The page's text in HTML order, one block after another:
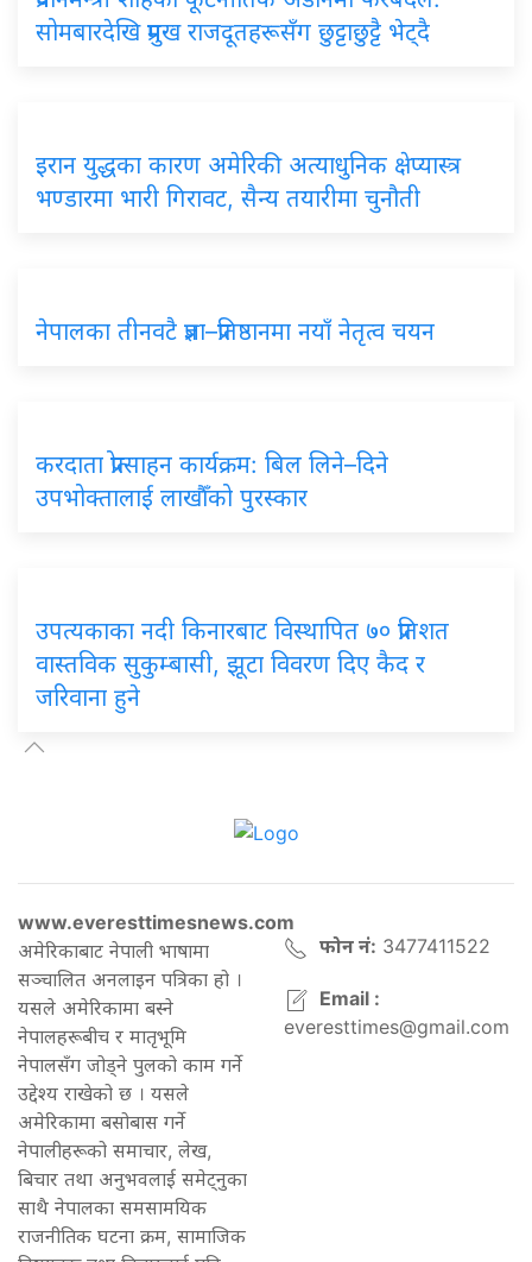
सोमबारदेखि प्रमुख राजदूतहरूसँग छुट्टाछुट्टै भेट्दै
इरान युद्धका कारण अमेरिकी अत्याधुनिक क्षेप्यास्त्र
भण्डारमा भारी गिरावट, सैन्य तयारीमा चुनौती
नेपालका तीनवटै प्रज्ञा–प्रतिष्ठानमा नयाँ नेतृत्व चयन
करदाता प्रोत्साहन कार्यक्रम: बिल लिने–दिने
उपभोक्तालाई लाखौँको पुरस्कार
उपत्यकाका नदी किनारबाट विस्थापित ७० प्रतिशत
वास्तविक सुकुम्बासी, झूटा विवरण दिए कैद र
जरिवाना हुने
www.everesttimesnews.com
अमेरिकाबाट नेपाली भाषामा
सञ्चालित अनलाइन पत्रिका हो ।
यसले अमेरिकामा बस्ने
नेपालहरूबीच र मातृभूमि
नेपालसँग जोड्ने पुलको काम गर्ने
उद्देश्य राखेको छ । यसले
अमेरिकामा बसोबास गर्ने
नेपालीहरूको समाचार, लेख,
बिचार तथा अनुभवलाई समेट्नुका
साथै नेपालका समसामयिक
राजनीतिक घटना क्रम, सामाजिक
फोन नं: 3477411522
Email :
everesttimes@gmail.com